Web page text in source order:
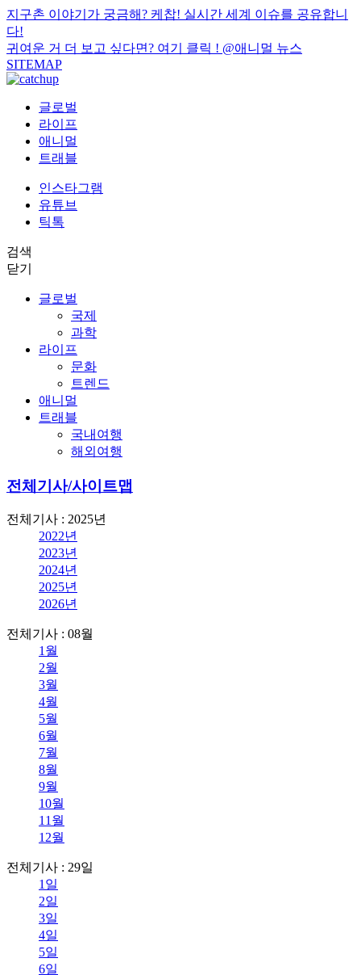
지구촌 이야기가 궁금해? 케찹! 실시간 세계 이슈를 공유합니
다!
귀여운 거 더 보고 싶다면? 여기 클릭 ! @애니멀 뉴스
SITEMAP
글로벌
라이프
애니멀
트래블
인스타그램
유튜브
틱톡
검색
닫기
글로벌
국제
과학
라이프
문화
트렌드
애니멀
트래블
국내여행
해외여행
전체기사/사이트맵
전체기사 : 2025년
2022년
2023년
2024년
2025년
2026년
전체기사 : 08월
1월
2월
3월
4월
5월
6월
7월
8월
9월
10월
11월
12월
전체기사 : 29일
1일
2일
3일
4일
5일
6일